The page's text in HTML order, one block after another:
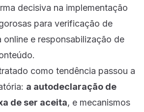
decisiva na implementação
para verificação de
online e responsabilização de
como tendência passou a
a autodeclaração de
de ser aceita, e mecanismos